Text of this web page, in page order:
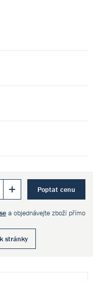
Poptat cenu
a objednávejte zboží přímo
stránky